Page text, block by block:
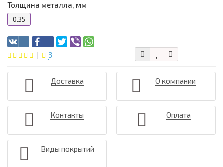
Толщина металла, мм
0.35
3
Доставка О компании
Контакты Оплата
Виды покрытий